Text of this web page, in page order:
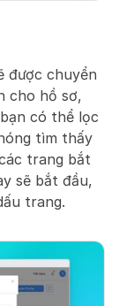
được chuyển
cho hồ sơ,
có thể lọc
tìm thấy
trang bắt
sẽ bắt đầu,
trang.